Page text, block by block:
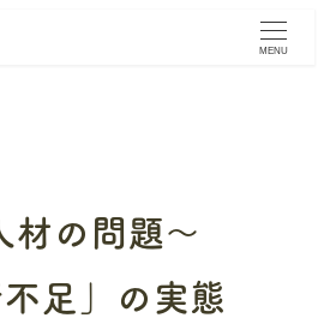
MENU
材の問題～
不足」の実態